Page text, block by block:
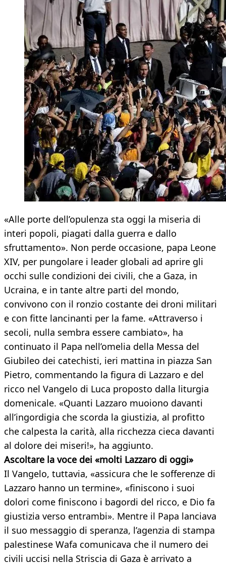
«Alle porte dell’opulenza sta oggi la miseria di
interi popoli, piagati dalla guerra e dallo
sfruttamento». Non perde occasione, papa Leone
XIV, per pungolare i leader globali ad aprire gli
occhi sulle condizioni dei civili, che a Gaza, in
Ucraina, e in tante altre parti del mondo,
convivono con il ronzio costante dei droni militari
e con fitte lancinanti per la fame. «Attraverso i
secoli, nulla sembra essere cambiato», ha
continuato il Papa nell’omelia della Messa del
Giubileo dei catechisti, ieri mattina in piazza San
Pietro, commentando la figura di Lazzaro e del
ricco nel Vangelo di Luca proposto dalla liturgia
domenicale. «Quanti Lazzaro muoiono davanti
all’ingordigia che scorda la giustizia, al profitto
che calpesta la carità, alla ricchezza cieca davanti
al dolore dei miseri!», ha aggiunto.
Ascoltare la voce dei «molti Lazzaro di oggi»
Il Vangelo, tuttavia, «assicura che le sofferenze di
Lazzaro hanno un termine», «finiscono i suoi
dolori come finiscono i bagordi del ricco, e Dio fa
giustizia verso entrambi». Mentre il Papa lanciava
il suo messaggio di speranza, l’agenzia di stampa
palestinese Wafa comunicava che il numero dei
civili uccisi nella Striscia di Gaza è arrivato a